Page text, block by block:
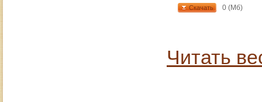
Скачать 0 (Мб)
Читать